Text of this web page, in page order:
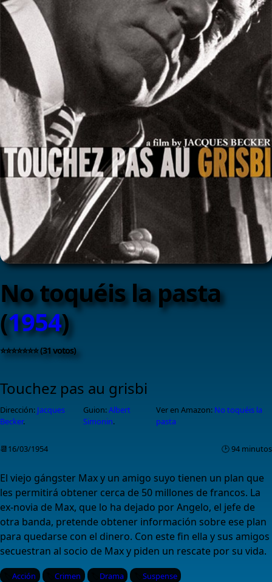
No toquéis la pasta
(1954)
⭐⭐⭐⭐⭐⭐⭐ (31 votos)
Touchez pas au grisbi
Dirección: Jacques
Becker.
Guion:Albert
Simonin.
Ver en Amazon: No toquéis la
pasta
📆16/03/1954 🕑 94 minutos
El viejo gángster Max y un amigo suyo tienen un plan que
les permitirá obtener cerca de 50 millones de francos. La
ex-novia de Max, que lo ha dejado por Angelo, el jefe de
otra banda, pretende obtener información sobre ese plan
para quedarse con el dinero. Con este fin ella y sus amigos
secuestran al socio de Max y piden un rescate por su vida.
Acción Crimen Drama Suspense